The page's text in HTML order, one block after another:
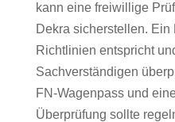
kann eine freiwillige
Dekra sicherstellen. Ein
Richtlinien entspricht
Sachverständigen
FN-Wagenpass und
Überprüfung sollte